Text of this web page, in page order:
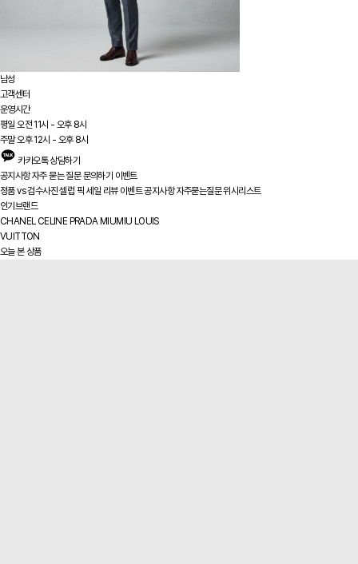
남성
고객센터
운영시간
평일 오전 11시 - 오후 8시
주말 오후 12시 - 오후 8시
카카오톡 상담하기
공지사항자주 묻는 질문문의하기 이벤트
정품 vs검수사진셀럽 픽 세일 리뷰 이벤트공지사항 자주묻는질문위시리스트
인기브랜드
CHANEL CELINE PRADA MIUMIU LOUIS
VUITTON
오늘 본 상품